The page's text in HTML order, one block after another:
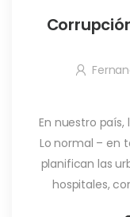
En nuestro país,
Lo normal – en
planifican las
hospitales,